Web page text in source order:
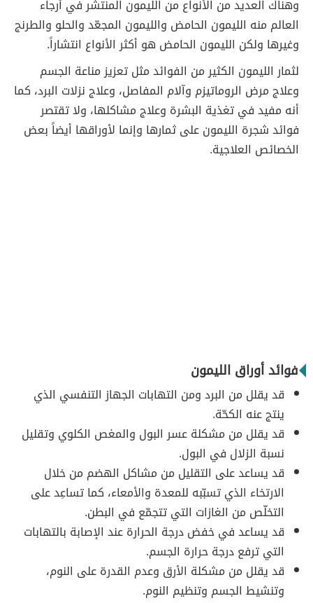
وهناك العديد من الأنواع من الليمون المنتشر في أرجاء
العالم منه الليمون الحامض والليمون المجعّد والحلو والطرنج
وغيرها ولكن الليمون الحامض هو أكثر الأنواع انتشاراً.
لثمار الليمون الكثير من الفوائد مثل تعزيز مناعة الجسم
وعلاج مرض الروماتيزم وآلام المفاصل، وعلاج نزلات البرد، كما
أنه مفيد في تغذية البشرة وعلاج مشاكلها، ولا تقتصر
فوائد شجرة الليمون على ثمارها وإنما لأوراقها أيضاً بعض
الخصائص العلاجية.
فوائد أوراق الليمون
قد يقلل من البرد ومن التهابات الجهاز التنفسي الذي
ينتج عنه الكحّة.
قد يقلل من مشكلة عسر البول والمغص الكلوي وتقليل
نسبة الزلال في البول.
قد يساعد على التقليل من مشاكل الهضم من خلال
الارتخاء الذي تسبّبه للمعدة والأمعاء، كما تساعِد على
التخلّص من الغازات التي تتجمّع في البطن.
قد يساعد في خفض درجة الحرارة عند الإصابة بالتهابات
التي ترفع درجة حرارة الجسم.
قد يقلل من مشكلة الأرق وعدم القدرة على النوم،
وتنشيط الجسم وتنظيم النوم.